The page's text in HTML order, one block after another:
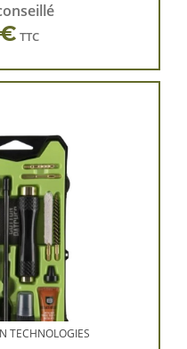
TTC
TECHNOLOGIES